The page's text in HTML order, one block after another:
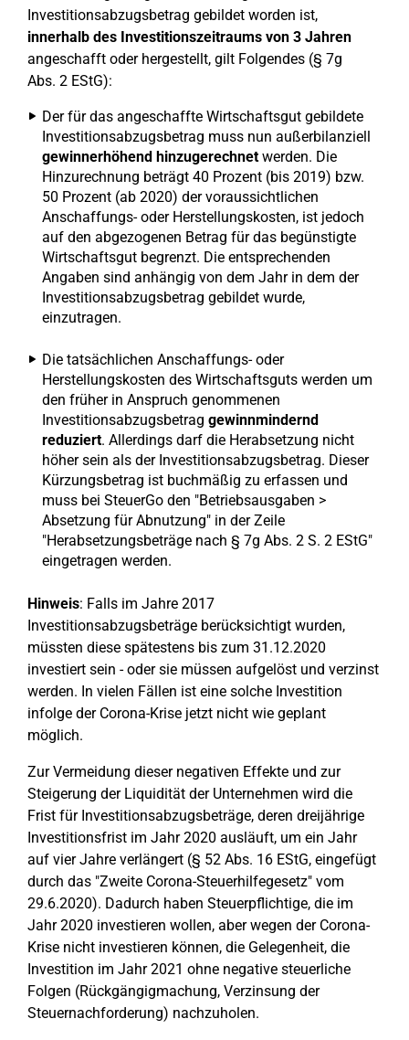
Investitionsabzugsbetrag gebildet worden ist,
innerhalb des Investitionszeitraums von 3 Jahren
angeschafft oder hergestellt, gilt Folgendes (§ 7g
Abs. 2 EStG):
Der für das angeschaffte Wirtschaftsgut gebildete
Investitionsabzugsbetrag muss nun außerbilanziell
gewinnerhöhend hinzugerechnetwerden. Die
Hinzurechnung beträgt 40 Prozent (bis 2019) bzw.
50 Prozent (ab 2020) der voraussichtlichen
Anschaffungs- oder Herstellungskosten, ist jedoch
auf den abgezogenen Betrag für das begünstigte
Wirtschaftsgut begrenzt. Die entsprechenden
Angaben sind anhängig von dem Jahr in dem der
Investitionsabzugsbetrag gebildet wurde,
einzutragen.
Die tatsächlichen Anschaffungs- oder
Herstellungskosten des Wirtschaftsguts werden um
den früher in Anspruch genommenen
Investitionsabzugsbetrag gewinnmindernd
reduziert. Allerdings darf die Herabsetzung nicht
höher sein als der Investitionsabzugsbetrag. Dieser
Kürzungsbetrag ist buchmäßig zu erfassen und
muss bei SteuerGo den "Betriebsausgaben >
Absetzung für Abnutzung" in der Zeile
"Herabsetzungsbeträge nach § 7g Abs. 2 S. 2 EStG"
eingetragen werden.
Hinweis: Falls im Jahre 2017
Investitionsabzugsbeträge berücksichtigt wurden,
müssten diese spätestens bis zum 31.12.2020
investiert sein - oder sie müssen aufgelöst und verzinst
werden. In vielen Fällen ist eine solche Investition
infolge der Corona-Krise jetzt nicht wie geplant
möglich.
Zur Vermeidung dieser negativen Effekte und zur
Steigerung der Liquidität der Unternehmen wird die
Frist für Investitionsabzugsbeträge, deren dreijährige
Investitionsfrist im Jahr 2020 ausläuft, um ein Jahr
auf vier Jahre verlängert (§ 52 Abs. 16 EStG, eingefügt
durch das "Zweite Corona-Steuerhilfegesetz" vom
29.6.2020). Dadurch haben Steuerpflichtige, die im
Jahr 2020 investieren wollen, aber wegen der Corona-
Krise nicht investieren können, die Gelegenheit, die
Investition im Jahr 2021 ohne negative steuerliche
Folgen (Rückgängigmachung, Verzinsung der
Steuernachforderung) nachzuholen.